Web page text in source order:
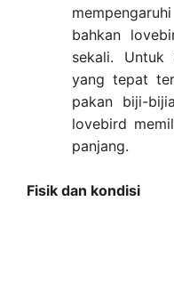
bahkan
sekali. Untuk
yang tepat
pakan biji-
lovebird
panjang.
Fisik dan kondisi